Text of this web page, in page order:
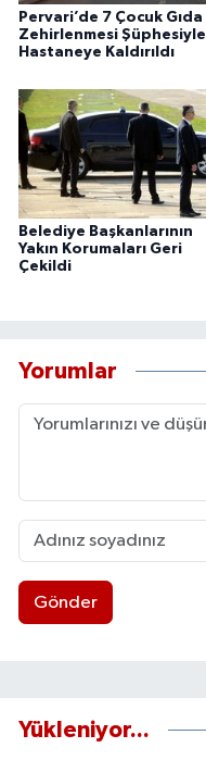
Pervari’de 7 Çocuk Gıda
Zehirlenmesi Şüphesiyle
Hastaneye Kaldırıldı
Belediye Başkanlarının
Yakın Korumaları Geri
Çekildi
Yorumlar
Gönder
Yükleniyor...